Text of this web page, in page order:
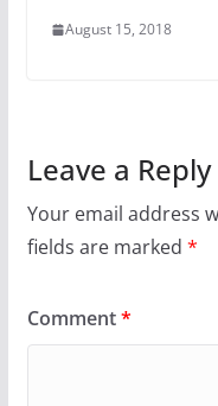
August 15, 2018
Leave a Reply
Your email address
fields are marked *
Comment*